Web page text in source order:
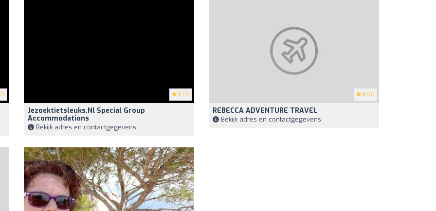
5 (2)
Jezoektietsleuks.nl Special Group
Accommodations
Bekijk adres en contactgegevens
5 (6)
REBECCA ADVENTURE TRAVEL
Bekijk adres en contactgegevens